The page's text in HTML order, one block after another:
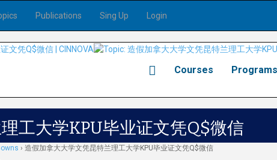
Publications Sing Up Login
Courses Programs
工大学KPU毕业证文凭Q$微信
› 造假加拿大大学文凭昆特兰理工大学KPU毕业证文凭Q$微信